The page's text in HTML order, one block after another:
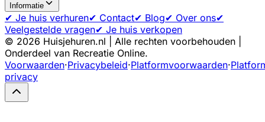
Informatie
✔ Je huis verhuren✔ Contact✔ Blog✔ Over ons✔
Veelgestelde vragen✔ Je huis verkopen
© 2026 Huisjehuren.nl | Alle rechten voorbehouden |
Onderdeel van Recreatie Online.
Voorwaarden·Privacybeleid·Platformvoorwaarden·
privacy